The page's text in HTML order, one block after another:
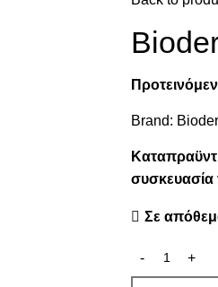
Brand:
συσκευασία
Σε